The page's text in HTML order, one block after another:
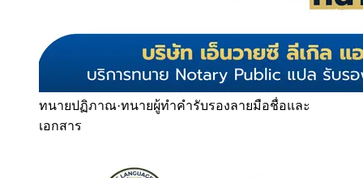
ทนายปฏิภาณ·ทนายผู้ทำคำรับรองลายมือชื่อและ
เอกสาร